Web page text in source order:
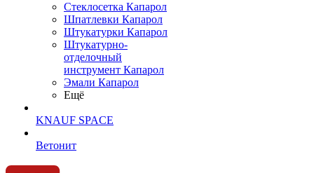
Cтеклосетка Капарол
Шпатлевки Капарол
Штукатурки Капарол
Штукатурно-
отделочный
инструмент Капарол
Эмали Капарол
Ещё
KNAUF SPACE
Ветонит